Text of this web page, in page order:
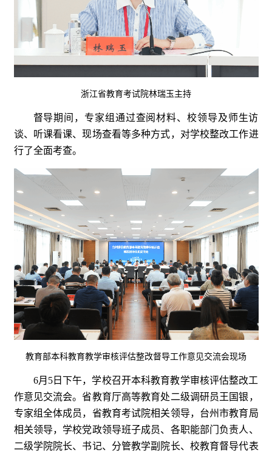
浙江省教育考试院林瑞玉主持
督导期间，专家组通过查阅材料、校领导及师生访
谈、听课看课、现场查看等多种方式，对学校整改工作进
行了全面考查。
教育部本科教育教学审核评估整改督导工作意见交流会现场
6月5日下午，学校召开本科教育教学审核评估整改工
作意见交流会。省教育厅高等教育处二级调研员王国银，
专家组全体成员，省教育考试院相关领导，台州市教育局
相关领导，学校党政领导班子成员、各职能部门负责人、
二级学院院长、书记、分管教学副院长、校教育督导代表